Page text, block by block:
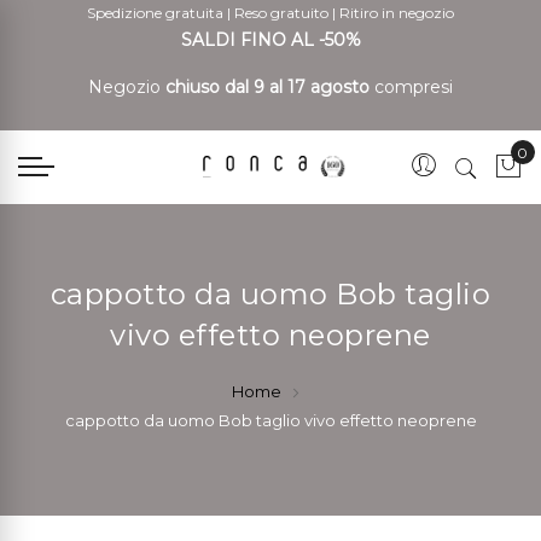
Spedizione gratuita | Reso gratuito | Ritiro in negozio
SALDI FINO AL -50%
Negozio chiuso dal 9 al 17 agosto compresi
0
cappotto da uomo Bob taglio
vivo effetto neoprene
Home
cappotto da uomo Bob taglio vivo effetto neoprene